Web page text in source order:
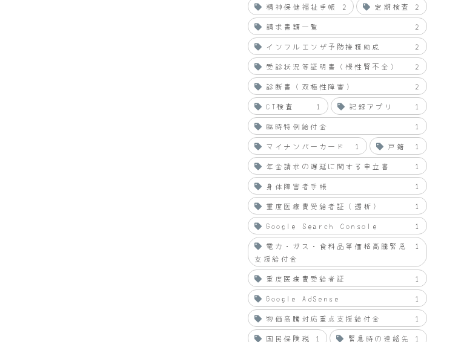
精神保健福祉手帳 2 定期検査
2
請求書類一覧
2
インフルエンザ予防接種助成
2
受診状況等証明書（慢性腎不全）
2
診断書（双極性障害）
2
CT検査
1 記録アプリ
1
臨時特例給付金
1
マイナンバーカード
1 戸籍
1
年金請求の遅延に関する申立書
1
身体障害者手帳
1
重度医療費受給者証（透析）
1
Google Search Console
1
電力・ガス・食料品等価格高騰緊急
支援給付金
1
重度医療費受給者証
1
Google AdSense
1
物価高騰対応重点支援給付金
1
国民保険税
1 緊急時の連絡先 1